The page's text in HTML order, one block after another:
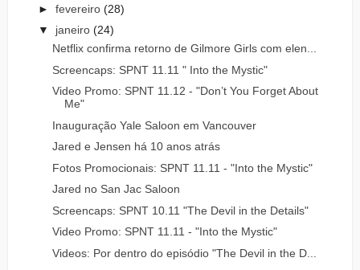
► fevereiro (28)
▼ janeiro (24)
Netflix confirma retorno de Gilmore Girls com elen...
Screencaps: SPNT 11.11 " Into the Mystic"
Video Promo: SPNT 11.12 - "Don’t You Forget About
Me"
Inauguração Yale Saloon em Vancouver
Jared e Jensen há 10 anos atrás
Fotos Promocionais: SPNT 11.11 - "Into the Mystic"
Jared no San Jac Saloon
Screencaps: SPNT 10.11 "The Devil in the Details"
Video Promo: SPNT 11.11 - "Into the Mystic"
Videos: Por dentro do episódio "The Devil in the D...